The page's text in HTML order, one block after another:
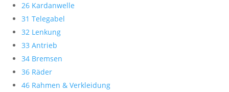
26 Kardanwelle
31 Telegabel
32 Lenkung
33 Antrieb
34 Bremsen
36 Räder
46 Rahmen & Verkleidung